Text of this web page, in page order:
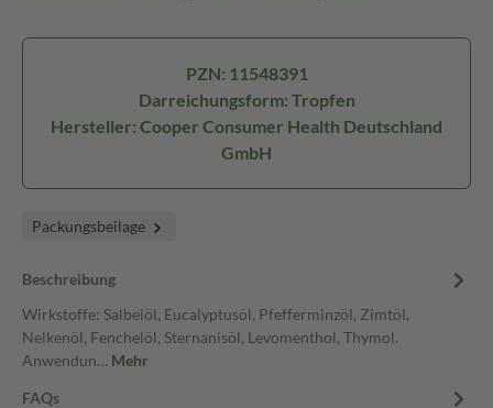
PZN: 11548391
Darreichungsform: Tropfen
Hersteller: Cooper Consumer Health Deutschland
GmbH
Packungsbeilage
Beschreibung
Wirkstoffe: Salbeiöl, Eucalyptusöl, Pfefferminzöl, Zimtöl,
Nelkenöl, Fenchelöl, Sternanisöl, Levomenthol, Thymol.
Anwendun… Mehr
FAQs